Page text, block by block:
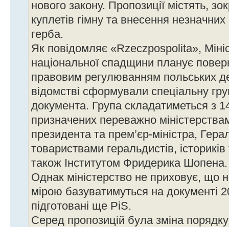
нового закону. Пропозиції містять,
куплетів гімну та внесення
герба.
Як повідомляє «Rzeczpospolita»,
національної спадщини планує
правовим регулюванням польських
відомстві сформували спеціальну
документа. Група складатиметься з
призначених переважно
президента та прем’єр-міністра,
товариствами геральдистів,
також Інститутом Фридерика Шопена.
Однак міністерство не приховує, що
мірою базуватимуться на документі
підготовані ще PiS.
Серед пропозицій була зміна